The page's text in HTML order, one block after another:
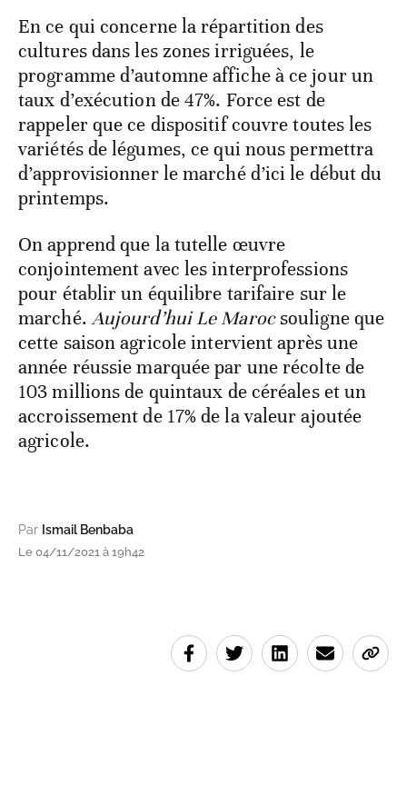
En ce qui concerne la répartition des
cultures dans les zones irriguées, le
programme d’automne affiche à ce jour un
taux d’exécution de 47%. Force est de
rappeler que ce dispositif couvre toutes les
variétés de légumes, ce qui nous permettra
d’approvisionner le marché d’ici le début du
printemps.
On apprend que la tutelle œuvre
conjointement avec les interprofessions
pour établir un équilibre tarifaire sur le
marché.Aujourd’hui Le Marocsouligne que
cette saison agricole intervient après une
année réussie marquée par une récolte de
103 millions de quintaux de céréales et un
accroissement de 17% de la valeur ajoutée
agricole.
Par Ismail Benbaba
Le 04/11/2021 à 19h42